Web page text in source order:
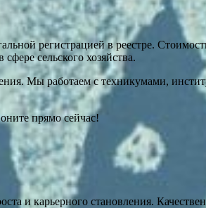
регистрацией в реестре.
сельского хозяйства.
Мы работаем с техникумами,
прямо сейчас!
и карьерного становления.